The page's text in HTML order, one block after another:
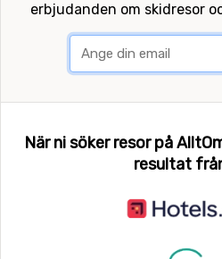
erbjudanden om skidresor
När ni söker resor på
resultat